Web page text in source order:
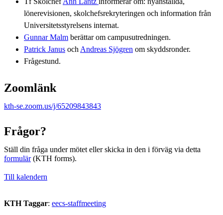
lönerevisionen, skolchefsrekryteringen och information från
Universitetsstyrelsens internat.
Gunnar Malm berättar om campusutredningen.
Patrick Janus och Andreas Sjögren om skyddsronder.
Frågestund.
Zoomlänk
kth-se.zoom.us/j/65209843843
Frågor?
Ställ din fråga under mötet eller skicka in den i förväg via detta
formulär(KTH forms).
Till kalendern
KTH Taggar: eecs-staffmeeting